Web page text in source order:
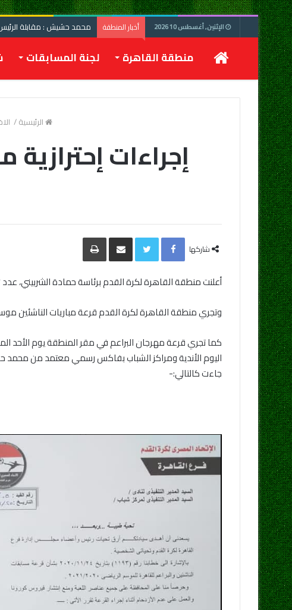
الإثنين, أغسطس 10 2026 أخبار المنطقة محمد حشيش : مقابلة
الرئيسيةمنطقة القاهرة لجنة المسابقات
الرئيسية/
إجراءات
شاركها
Facebook
Twitter مشاركة
البريد
طباعة
أعلنت منطقة القاهرة لكرة القدم برئاسة حمادة الشربيني، عدد 7 قرارات يجب إتباعها خلال حضور مراسم قرعة مسابقات الناشئين ومهرجان البراعم لمنع إنتشار فيروس كورونا.
وتجري منطقة القاهرة لكرة القدم قرعة مباريات الناشئين موسم 2020-2021 للأعمار السنية مواليد 99 و2000 و2001 و2002 و2003 و2004 و2005 و2006 غدا
كما تجري قرعة مهرجان البراعم في مقر المنطقة يوم الأحد
اليوم الأندية ومراكز الشباب بفاكس رسمي معتمد من محمد
جاءت كالتالي:-